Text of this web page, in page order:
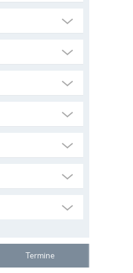
Termine